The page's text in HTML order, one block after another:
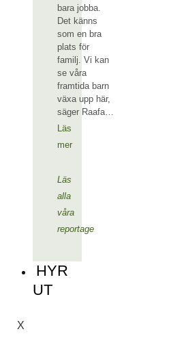
bara jobba.
Det känns
som en bra
plats för
familj. Vi kan
se våra
framtida barn
växa upp här,
säger Raafa…
Läs
mer
Läs
alla
våra
reportage
HYR
UT
X